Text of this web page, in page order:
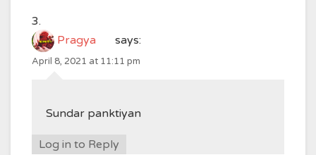
Pragya says:
April 8, 2021 at 11:11 pm
Sundar panktiyan
Log in to Reply